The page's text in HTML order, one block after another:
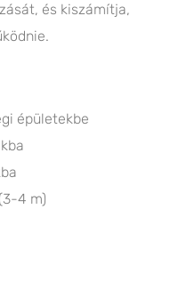
és kiszámítja,
épületekbe
4 m)